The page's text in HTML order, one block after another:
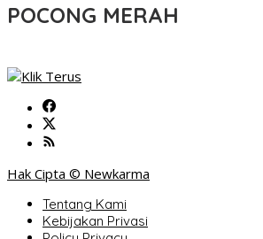
POCONG MERAH
Hak Cipta © Newkarma
Tentang Kami
Kebijakan Privasi